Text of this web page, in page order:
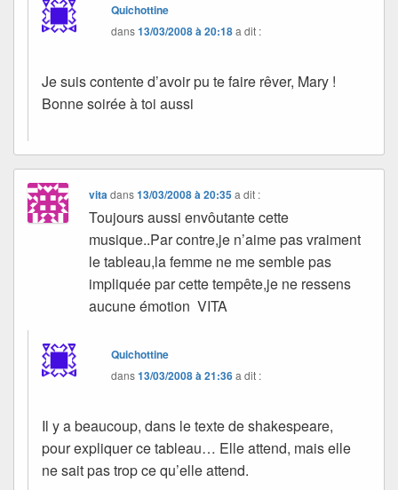
Quichottine
dans13/03/2008 à 20:18a dit :
Je suis contente d’avoir pu te faire rêver, Mary !
Bonne soirée à toi aussi
vitadans13/03/2008 à 20:35 a dit :
Toujours aussi envôutante cette
musique..Par contre,je n’aime pas vraiment
le tableau,la femme ne me semble pas
impliquée par cette tempête,je ne ressens
aucune émotion VITA
Quichottine
dans13/03/2008 à 21:36a dit :
Il y a beaucoup, dans le texte de shakespeare,
pour expliquer ce tableau… Elle attend, mais elle
ne sait pas trop ce qu’elle attend.